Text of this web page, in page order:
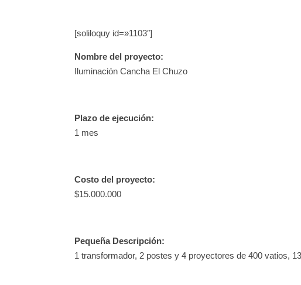
[soliloquy id=»1103″]
Nombre del proyecto:
Iluminación Cancha El Chuzo
Plazo de ejecución:
1 mes
Costo del proyecto:
$15.000.000
Pequeña Descripción:
1 transformador, 2 postes y 4 proyectores de 400 vatios,